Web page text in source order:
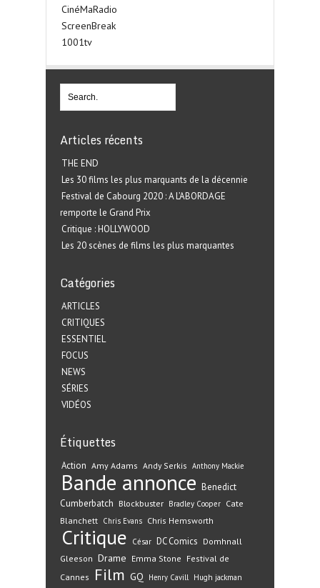
CinéMaRadio
ScreenBreak
1001tv
Articles récents
THE END
Les 30 films les plus marquants de la décennie
Festival de Cabourg 2020 : A L’ABORDAGE
remporte le Grand Prix
Critique : HOLLYWOOD
Les 20 scènes de films les plus marquantes
Catégories
ARTICLES
CRITIQUES
ESSENTIEL
FOCUS
NEWS
SÉRIES
VIDÉOS
Étiquettes
Action Amy Adams Andy Serkis Anthony Mackie
Bande annonce Benedict
Cumberbatch Blockbuster Bradley Cooper Cate
Blanchett Chris Evans Chris Hemsworth
Critique César DC Comics Domhnall
Gleeson Drame Emma Stone Festival de
Cannes
Film GQ Henry Cavill Hugh jackman